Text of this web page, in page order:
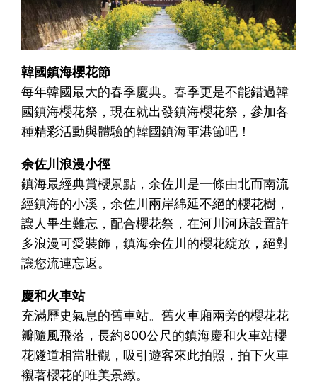
韓國鎮海櫻花節
每年韓國最大的春季慶典。春季更是不能錯過韓
國鎮海櫻花祭，現在就出發鎮海櫻花祭，參加各
種精彩活動與體驗的韓國鎮海軍港節吧！
余佐川浪漫小徑
鎮海最經典賞櫻景點，余佐川是一條由北而南流
經鎮海的小溪，余佐川兩岸綿延不絕的櫻花樹，
讓人畢生難忘，配合櫻花祭，在河川河床設置許
多浪漫可愛裝飾，鎮海余佐川的櫻花綻放，絕對
讓您流連忘返。
慶和火車站
充滿歷史氣息的舊車站。舊火車廂兩旁的櫻花花
瓣隨風飛落，長約800公尺的鎮海慶和火車站櫻
花隧道相當壯觀，吸引遊客來此拍照，拍下火車
襯著櫻花的唯美景緻。